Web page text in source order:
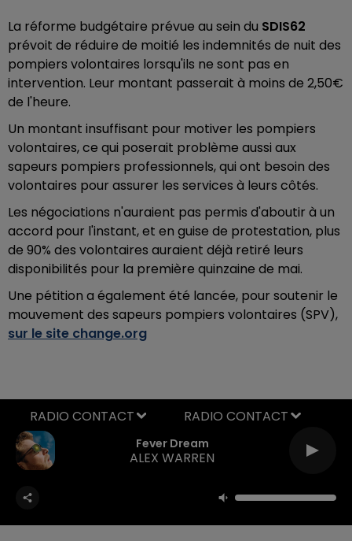
La réforme budgétaire prévue au sein du SDIS62
prévoit de réduire de moitié les indemnités de nuit des
pompiers volontaires lorsqu'ils ne sont pas en
intervention. Leur montant passerait à moins de 2,50€
de l'heure.
Un montant insuffisant pour motiver les pompiers
volontaires, ce qui poserait problème aussi aux
sapeurs pompiers professionnels, qui ont besoin des
volontaires pour assurer les services à leurs côtés.
Les négociations n'auraient pas permis d'aboutir à un
accord pour l'instant, et en guise de protestation, plus
de 90% des volontaires auraient déjà retiré leurs
disponibilités pour la première quinzaine de mai.
Une pétition a également été lancée, pour soutenir le
mouvement des sapeurs pompiers volontaires (SPV),
sur le site change.org
Fever Dream
ALEX WARREN
RADIO CONTACT